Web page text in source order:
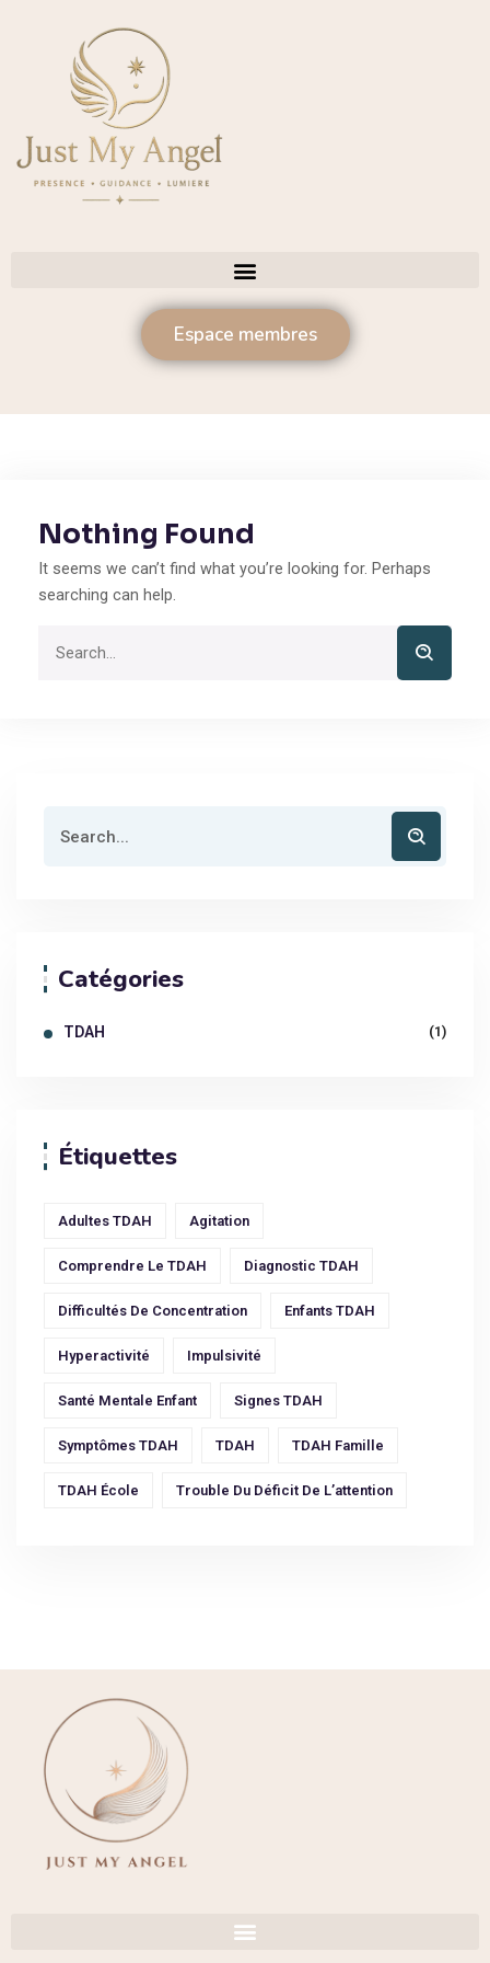
Espace membres
Nothing Found
It seems we can’t find what you’re looking for. Perhaps
searching can help.
Catégories
TDAH (1)
Étiquettes
Adultes TDAH Agitation
Comprendre Le TDAH Diagnostic TDAH
Difficultés De Concentration Enfants TDAH
Hyperactivité Impulsivité
Santé Mentale Enfant Signes TDAH
Symptômes TDAH TDAH TDAH Famille
TDAH École Trouble Du Déficit De L’attention